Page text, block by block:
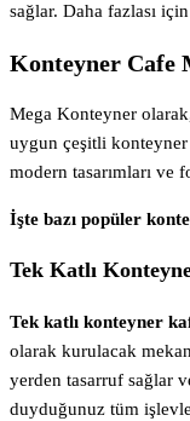
sağlar. Daha fazlası
Konteyner Cafe
Mega Konteyner
uygun çeşitli
modern tasarımları ve
İşte bazı popüler
Tek Katlı
Tek katlı konteyner
olarak kurulacak
yerden tasarruf sağlar
duyduğunuz tüm